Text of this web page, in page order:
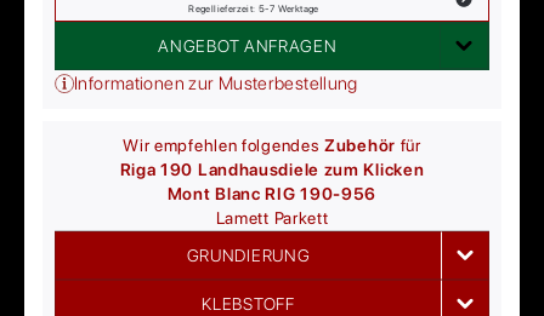
Regellieferzeit: 5-7 Werktage
ANGEBOT ANFRAGEN
Informationen zur Musterbestellung
Wir empfehlen folgendesZubehör für
Riga 190 Landhausdiele zum Klicken
Mont Blanc RIG 190-956
Lamett Parkett
GRUNDIERUNG
KLEBSTOFF